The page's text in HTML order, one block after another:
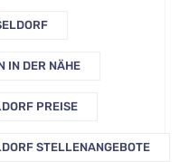
IN DER NÄHE
PREISE
STELLENANGEBOTE